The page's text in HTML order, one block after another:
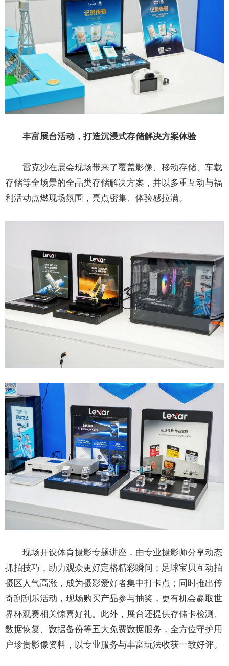
丰富展台活动，打造沉浸式存储解决方案体验
雷克沙在展会现场带来了覆盖影像、移动存储、车载
存储等全场景的全品类存储解决方案，并以多重互动与福
利活动点燃现场氛围，亮点密集、体验感拉满。
现场开设体育摄影专题讲座，由专业摄影师分享动态
抓拍技巧，助力观众更好定格精彩瞬间；足球宝贝互动拍
摄区人气高涨，成为摄影爱好者集中打卡点；同时推出传
奇刮刮乐活动，现场购买产品参与抽奖，更有机会赢取世
界杯观赛相关惊喜好礼。此外，展台还提供存储卡检测、
数据恢复、数据备份等五大免费数据服务，全方位守护用
户珍贵影像资料，以专业服务与丰富玩法收获一致好评。